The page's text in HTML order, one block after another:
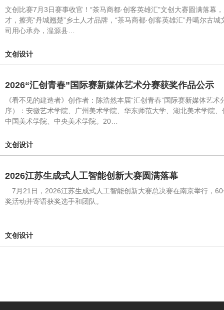
文创比赛7月3日赛事收官！“茶马商都·创客英雄汇”文创大赛圆满落
才，擦亮“丹城翘楚”乡土人才品牌，“茶马商都·创客英雄汇”丹噶尔
司用心承办，湟源县…
文创设计
2026“汇创青春”国际赛新媒体艺术分赛获奖作品公示
《看不见的建造者》创作者：陈浩然本届“汇创青春”国际赛新媒体艺
序）：安徽艺术学院、广州美术学院、华东师范大学、湖北美术学院
中国美术学院、中央美术学院。20…
文创设计
2026江苏生成式人工智能创新大赛圆满落幕
7月21日，2026江苏生成式人工智能创新大赛总决赛在南京举行，
奖活动并寄语获奖选手和团队。
文创设计